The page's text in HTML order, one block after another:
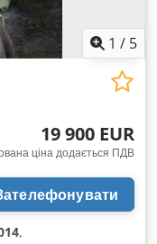
1 / 5
19 900 EUR
ціна додається ПДВ
,